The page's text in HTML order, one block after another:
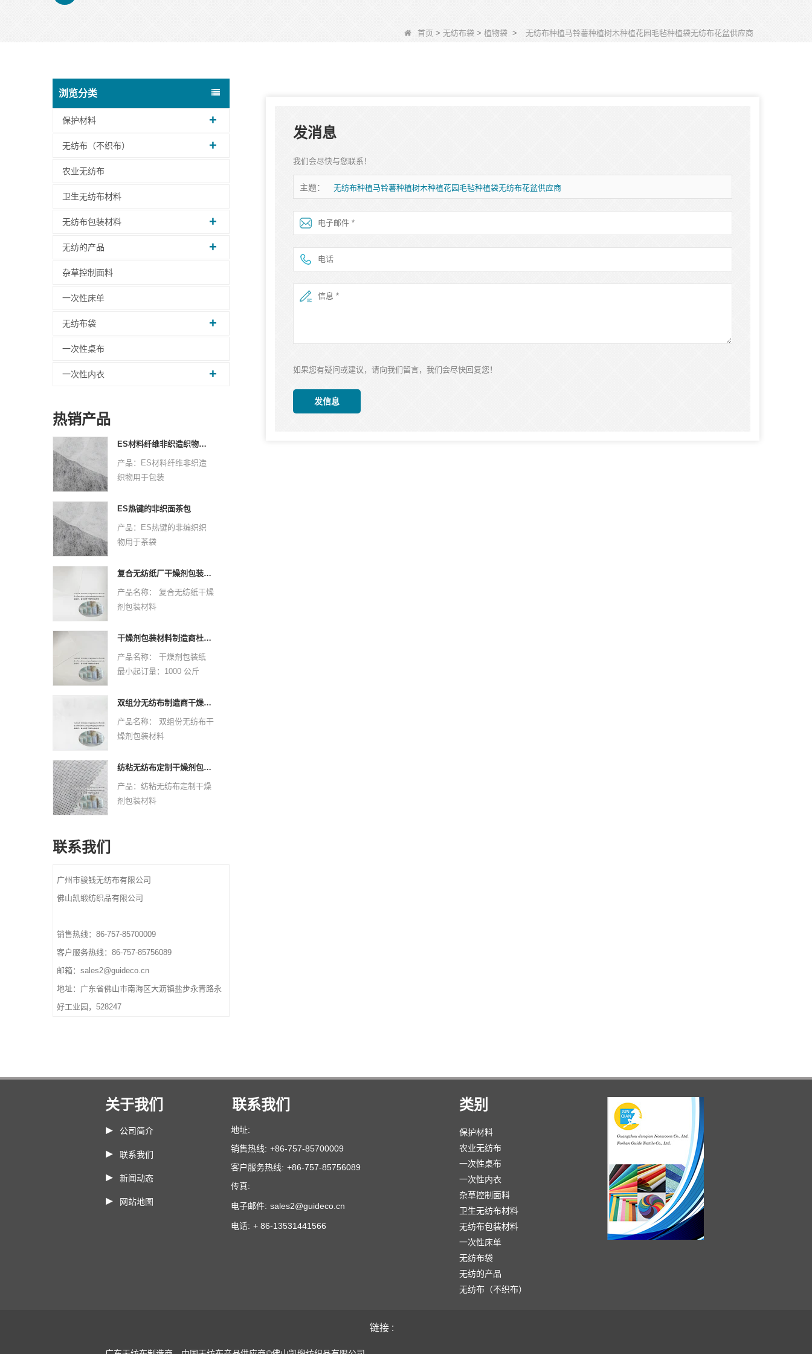
首页 > 无纺布袋 > 植物袋 > 无纺布种植马铃薯种植树木种植花园毛毡种植袋无纺布花盆供应商
浏览分类
保护材料
无纺布（不织布）
农业无纺布
卫生无纺布材料
无纺布包装材料
无纺的产品
杂草控制面料
一次性床单
无纺布袋
一次性桌布
一次性内衣
热销产品
ES材料纤维非织造织物用于包装
产品：ES材料纤维非织造
织物用于包装
非织造技术：热键
样本：可以免费提供，货运
要收集
应用程序：
罩，尿布，床单，窗帘，枕
头套，卫生等
包装（25-30GSM）：茶
ES热键的非织面茶包
产品：ES热键的非编织织
物用于茶袋
非织造技术：热键
样本：可以免费提供，货运
要收集
应用程序：
罩，尿布，床单，窗帘，枕
头套，卫生等
包装（25-30GSM）：茶
复合无纺纸厂干燥剂包装材料
产品名称： 复合无纺纸干燥
剂包装材料
材质：复合无纺纸
Pantone颜色按客户要求
重量：根据尺寸和材料、厚
度
和订单后 10-15 天
干燥剂包装材料制造商杜邦材料干燥剂包装纸
产品名称： 干燥剂包装纸
最小起订量：1000 公斤
规格：定制尺寸。
重量：根据尺寸和材料、厚
度
交货时间：确认最终艺术品
双组分无纺布制造商干燥剂包装材料
产品名称： 双组份无纺布干
燥剂包装材料
材质：双组分无纺布
交货时间：确认最终艺术品
和订单后 10-15 天
纺粘无纺布定制干燥剂包装材料
产品：纺粘无纺布定制干燥
剂包装材料
Pantone颜色按客户要求
度
联系我们
广州市骏钱无纺布有限公司
佛山凯缎纺织品有限公司
销售热线：86-757-85700009
客户服务热线：86-757-85756089
邮箱：sales2@guideco.cn
地址：广东省佛山市南海区大沥镇盐步永青路永
好工业园，528247
发消息
我们会尽快与您联系！
主题： 无纺布种植马铃薯种植树木种植花园毛毡种植袋无纺布花盆供应商
如果您有疑问或建议，请向我们留言，我们会尽快回复您！
发信息
关于我们
公司简介
联系我们
新闻动态
网站地图
联系我们
地址:
销售热线: +86-757-85700009
客户服务热线: +86-757-85756089
传真:
电子邮件: sales2@guideco.cn
电话: + 86-13531441566
类别
保护材料
农业无纺布
一次性桌布
一次性内衣
杂草控制面料
卫生无纺布材料
无纺布包装材料
一次性床单
无纺布袋
无纺的产品
无纺布（不织布）
链接 :